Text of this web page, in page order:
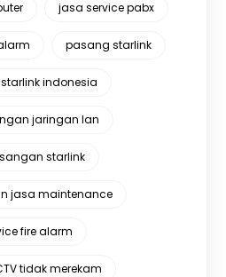
jasa service pabx
pasang starlink
indonesia
jaringan lan
starlink
jasa maintenance
fire alarm
tidak merekam